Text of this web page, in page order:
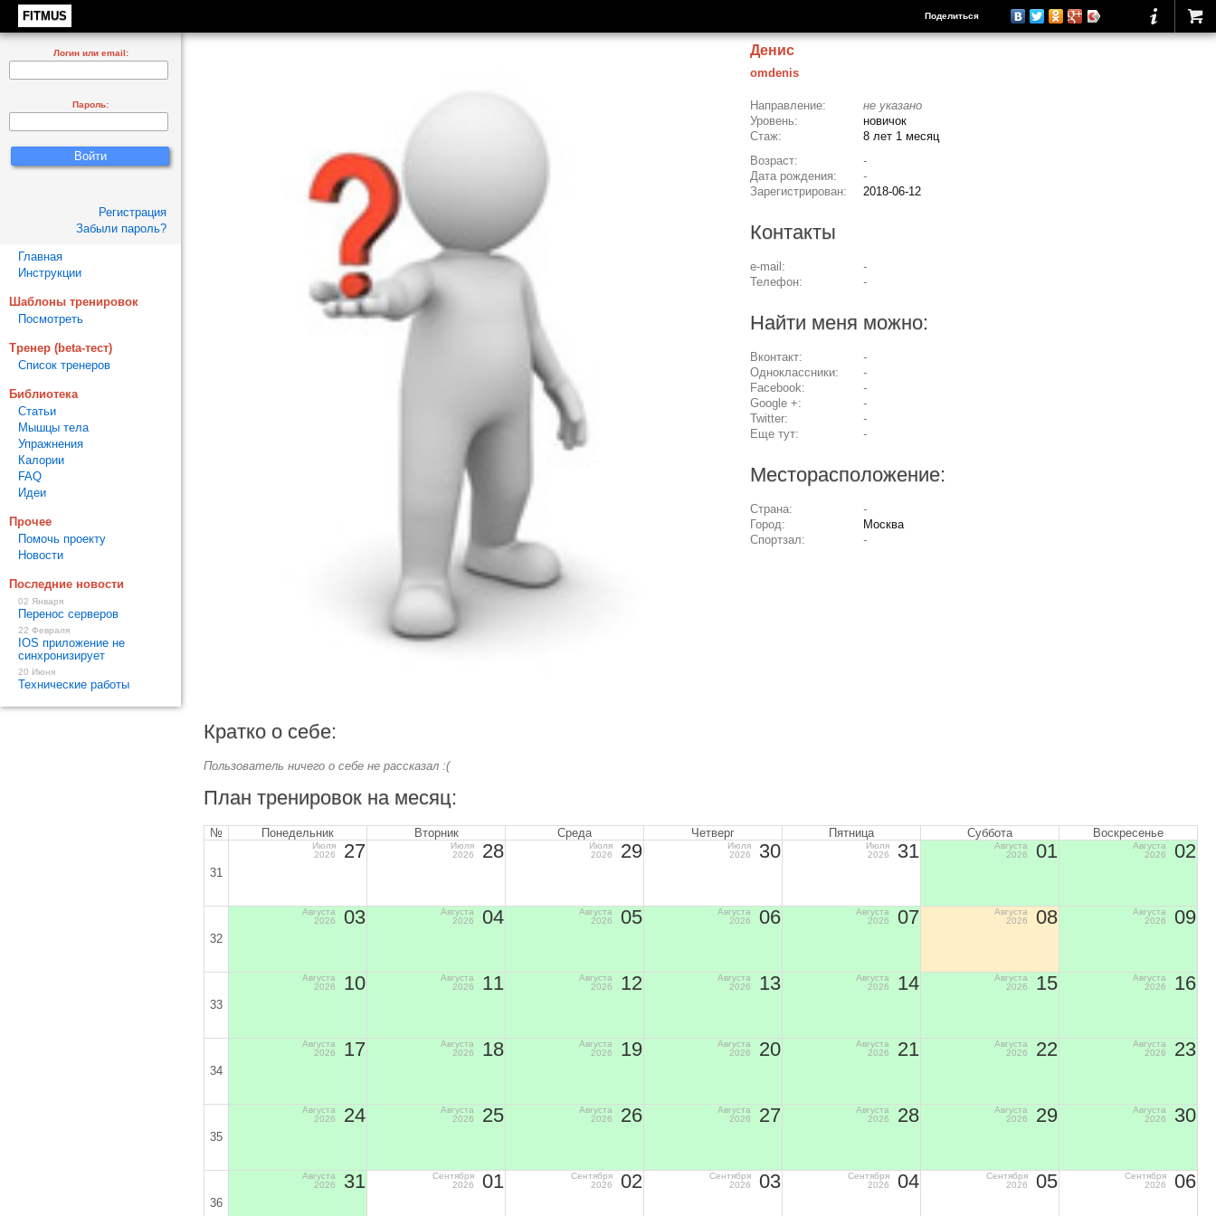
FITMUS Поделиться
Кратко о себе:
Пользователь ничего о себе не рассказал :(
Денис
omdenis
Направление:
не указано
Уровень:
новичок
Стаж:
8 лет 1 месяц
Возраст:
-
Дата рождения:
-
Зарегистрирован:
2018-06-12
Контакты
e-mail:
-
Телефон:
-
Найти меня можно:
Вконтакт:
-
Одноклассники:
-
Facebook:
-
Google +:
-
Twitter:
-
Еще тут:
-
Месторасположение:
Страна:
-
Город:
Москва
Спортзал:
-
План тренировок на месяц:
№ Понедельник Вторник Среда Четверг Пятница Суббота Воскресенье
31
Июля
2026
27
Июля
2026
28
Июля
2026
29
Июля
2026
30
Июля
2026
31
Августа
2026
01
Августа
2026
02
32
Августа
2026
03
Августа
2026
04
Августа
2026
05
Августа
2026
06
Августа
2026
07
Августа
2026
08
Августа
2026
09
33
Августа
2026
10
Августа
2026
11
Августа
2026
12
Августа
2026
13
Августа
2026
14
Августа
2026
15
Августа
2026
16
34
Августа
2026
17
Августа
2026
18
Августа
2026
19
Августа
2026
20
Августа
2026
21
Августа
2026
22
Августа
2026
23
35
Августа
2026
24
Августа
2026
25
Августа
2026
26
Августа
2026
27
Августа
2026
28
Августа
2026
29
Августа
2026
30
36
Августа
2026
31
Сентября
2026
01
Сентября
2026
02
Сентября
2026
03
Сентября
2026
04
Сентября
2026
05
Сентября
2026
06
Логин или email:
Пароль:
Регистрация
Забыли пароль?
Главная
Инструкции
Шаблоны тренировок
Посмотреть
Тренер (beta-тест)
Список тренеров
Библиотека
Статьи
Мышцы тела
Упражнения
Калории
FAQ
Идеи
Прочее
Помочь проекту
Новости
Последние новости
02 Января
Перенос серверов
22 Февраля
IOS приложение не
синхронизирует
20 Июня
Технические работы